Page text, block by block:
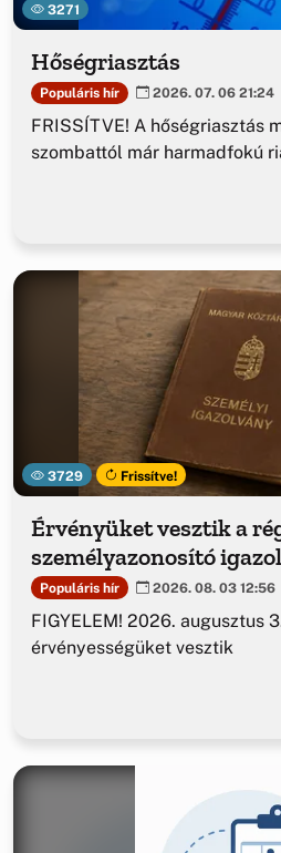
3271
Hőségriasztás
Populáris hír 2026. 07. 06 21:24
FRISSÍTVE! A hőségriasztás
szombattól már harmadfokú
3729 Frissítve!
Érvényüket vesztik a
személyazonosító
Populáris hír 2026. 08. 03 12:56
FIGYELEM! 2026. augusztus
érvényességüket vesztik